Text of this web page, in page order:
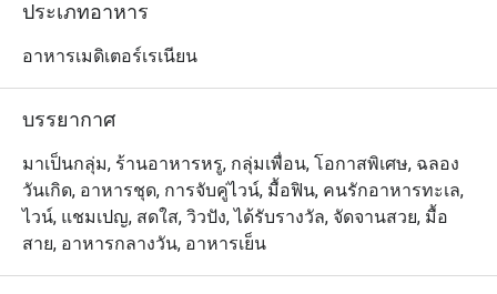
สุขให้วันพักผ่อนด้วยเครื่องดื่มชั้นเลิศที่ทางร้านคัดสรรมาให้
ประเภทอาหาร
อาหารเมดิเตอร์เรเนียน
บรรยากาศ
มาเป็นกลุ่ม, ร้านอาหารหรู, กลุ่มเพื่อน, โอกาสพิเศษ, ฉลอง
วันเกิด, อาหารชุด, การจับคู่ไวน์, มื้อฟิน, คนรักอาหารทะเล,
ไวน์, แชมเปญ, สดใส, วิวปัง, ได้รับรางวัล, จัดจานสวย, มื้อ
สาย, อาหารกลางวัน, อาหารเย็น